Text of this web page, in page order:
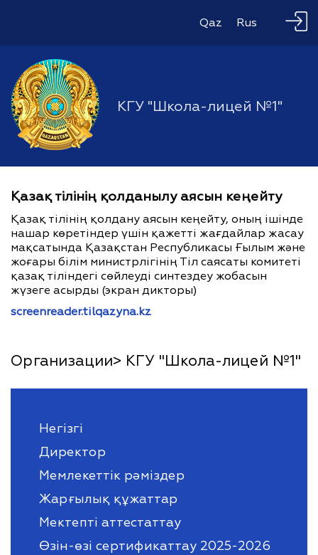
Qaz Rus
КГУ "Школа-лицей №1"
Қазақ тілінің қолданылу аясын кеңейту
Қазақ тілінің қолдану аясын кеңейту, оның ішінде
нашар көретіндер үшін қажетті жағдайлар жасау
мақсатында Қазақстан Республикасы Ғылым және
жоғары білім министрлігінің Тіл саясаты комитеті
қазақ тіліндегі сөйлеуді синтездеу жобасын
жүзеге асырды (экран дикторы)
screenreader.tilqazyna.kz
Организации> КГУ "Школа-лицей №1"
Негізгі
Директор
Мемлекеттік рәміздер
Жарғылық құжаттар
Мектепті аттестаттау
Өзін-өзі сертификаттау 2025-2026